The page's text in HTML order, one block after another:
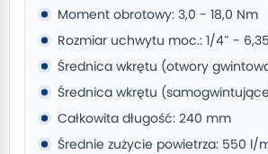
Moment obrotowy: 3,0 - 18,0 Nm
Rozmiar uchwytu moc.: 1/4″ -
Średnica wkrętu (otwory
Średnica wkrętu
Całkowita długość: 240 mm
Średnie zużycie powietrza: 550 l/